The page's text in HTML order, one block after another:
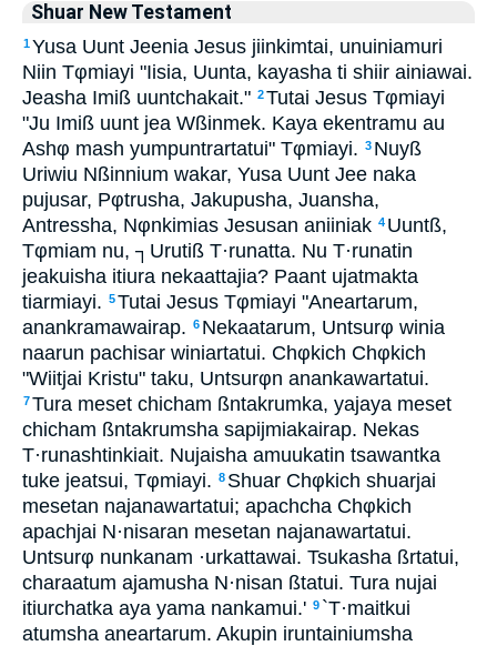
Shuar New Testament
1Yusa Uunt Jeenia Jesus jiinkimtai, unuiniamuri
Niin Tφmiayi "Iisia, Uunta, kayasha ti shiir ainiawai.
Jeasha Imiß uuntchakait." 2Tutai Jesus Tφmiayi
"Ju Imiß uunt jea Wßinmek. Kaya ekentramu au
Ashφ mash yumpuntrartatui" Tφmiayi. 3 Nuyß
Uriwiu Nßinnium wakar, Yusa Uunt Jee naka
pujusar, Pφtrusha, Jakupusha, Juansha,
Antressha, Nφnkimias Jesusan aniiniak 4 Uuntß,
Tφmiam nu, ┐Urutiß T·runatta. Nu T·runatin
jeakuisha itiura nekaattajia? Paant ujatmakta
tiarmiayi. 5Tutai Jesus Tφmiayi "Aneartarum,
anankramawairap. 6 Nekaatarum, Untsurφ winia
naarun pachisar winiartatui. Chφkich Chφkich
"Wiitjai Kristu" taku, Untsurφn anankawartatui.
7Tura meset chicham ßntakrumka, yajaya meset
chicham ßntakrumsha sapijmiakairap. Nekas
T·runashtinkiait. Nujaisha amuukatin tsawantka
tuke jeatsui, Tφmiayi. 8 Shuar Chφkich shuarjai
mesetan najanawartatui; apachcha Chφkich
apachjai N·nisaran mesetan najanawartatui.
Untsurφ nunkanam ·urkattawai. Tsukasha ßrtatui,
charaatum ajamusha N·nisan ßtatui. Tura nujai
itiurchatka aya yama nankamui.' 9 `T·maitkui
atumsha aneartarum. Akupin iruntainiumsha